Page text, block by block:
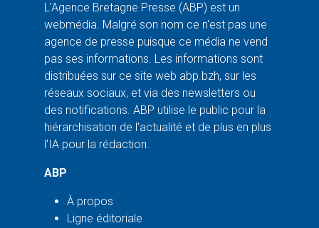
L'Agence Bretagne Presse (ABP) est un
webmédia. Malgré son nom ce n'est pas une
agence de presse puisque ce média ne vend
pas ses informations. Les informations sont
distribuées sur ce site web abp.bzh, sur les
réseaux sociaux, et via des newsletters ou
des notifications. ABP utilise le public pour la
hiérarchisation de l'actualité et de plus en plus
l'IA pour la rédaction.
ABP
À propos
Ligne éditoriale